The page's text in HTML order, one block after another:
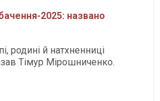
2025: названо
родині й натхненниці
Тімур Мірошниченко.